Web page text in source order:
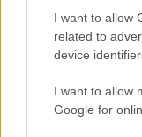
I want to allow
related to
device
I want to allow
Google for
Bejegyzés
navigáció
Így választja ki a
a Szolnok megyei